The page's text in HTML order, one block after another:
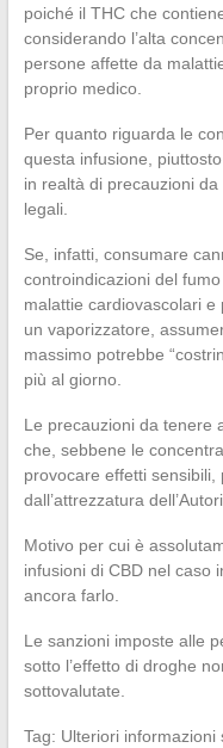
poiché il THC che
considerando l’alta
persone affette da
proprio medico.
Per quanto riguarda le
questa infusione,
in realtà di precauzioni
legali.
Se, infatti, consumare
controindicazioni del
malattie cardiovascolari
un vaporizzatore,
massimo potrebbe
più al giorno.
Le precauzioni da tenere
che, sebbene le
provocare effetti
dall’attrezzatura
Motivo per cui è
infusioni di CBD nel caso
ancora farlo.
Le sanzioni imposte alle
sotto l’effetto di droghe
sottovalutate.
Tag: Ulteriori informazioni